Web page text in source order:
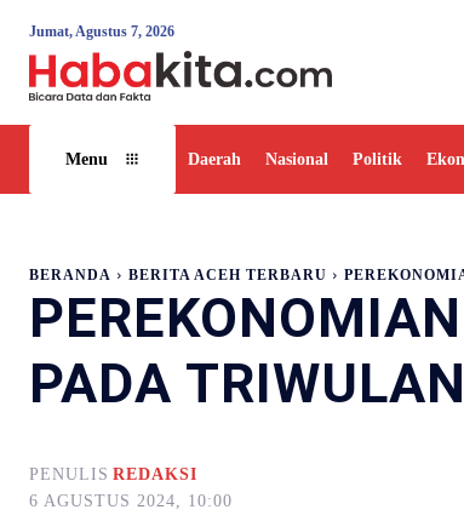
Jumat, Agustus 7, 2026
Menu Daerah Nasional Politik
BERANDA BERITA ACEH TERBARU
PADA
PENULIS REDAKSI
6 AGUSTUS 2024, 10:00